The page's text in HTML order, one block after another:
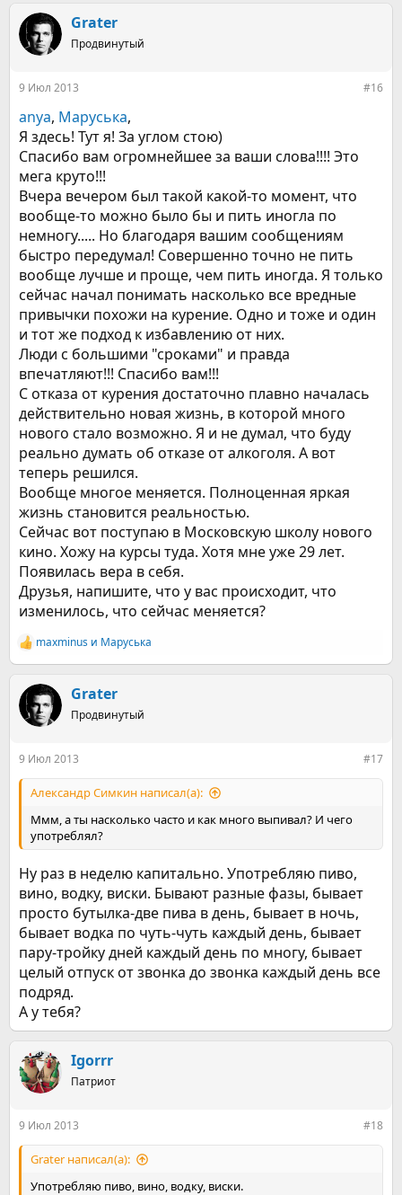
к
ц
и
Grater
Продвинутый
9 Июл 2013 #16
anya, Маруська,
Я здесь! Тут я! За углом стою)
Спасибо вам огромнейшее за ваши слова!!!! Это
мега круто!!!
Вчера вечером был такой какой-то момент, что
вообще-то можно было бы и пить иногла по
немногу..... Но благодаря вашим сообщениям
быстро передумал! Совершенно точно не пить
вообще лучше и проще, чем пить иногда. Я только
сейчас начал понимать насколько все вредные
привычки похожи на курение. Одно и тоже и один
и тот же подход к избавлению от них.
Люди с большими "сроками" и правда
впечатляют!!! Спасибо вам!!!
С отказа от курения достаточно плавно началась
действительно новая жизнь, в которой много
нового стало возможно. Я и не думал, что буду
реально думать об отказе от алкоголя. А вот
теперь решился.
Вообще многое меняется. Полноценная яркая
жизнь становится реальностью.
Сейчас вот поступаю в Московскую школу нового
кино. Хожу на курсы туда. Хотя мне уже 29 лет.
Появилась вера в себя.
Друзья, напишите, что у вас происходит, что
изменилось, что сейчас меняется?
Р
е
к
ц
и
maxminus и Маруська
Grater
Продвинутый
9 Июл 2013 #17
Александр Симкин написал(а):
Ммм, а ты насколько часто и как много выпивал? И чего
употреблял?
Ну раз в неделю капитально. Употребляю пиво,
вино, водку, виски. Бывают разные фазы, бывает
просто бутылка-две пива в день, бывает в ночь,
бывает водка по чуть-чуть каждый день, бывает
пару-тройку дней каждый день по многу, бывает
целый отпуск от звонка до звонка каждый день все
подряд.
А у тебя?
Igorrr
Патриот
9 Июл 2013 #18
Grater написал(а):
Употребляю пиво, вино, водку, виски.